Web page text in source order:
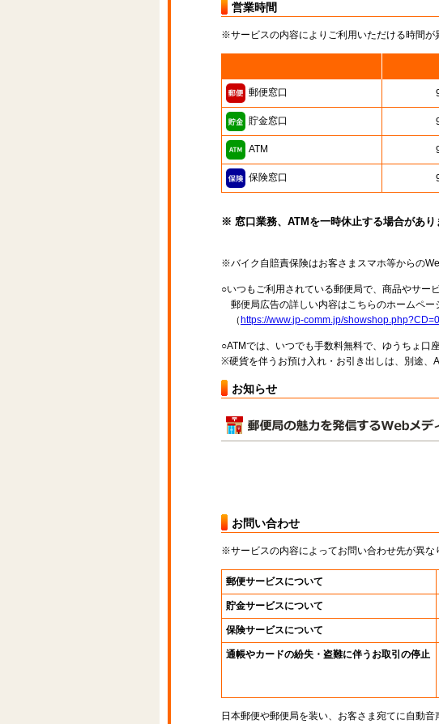
営業時間
※サービスの内容によりご利用いただける時間が
郵便窓口
貯金窓口
ATM
保険窓口
※ 窓口業務、ATMを一時休止する場合があり
※バイク自賠責保険はお客さまスマホ等からの
○いつもご利用されている郵便局で、商品やサー
郵便局広告の詳しい内容はこちらのホームペー
（ https://www.jp-comm.jp/
○ATMでは、いつでも手数料無料で、ゆうちょ口
※硬貨を伴うお預け入れ・お引き出しは、別途、
お知らせ
お問い合わせ
※サービスの内容によってお問い合わせ先が異な
郵便サービスについて
貯金サービスについて
保険サービスについて
通帳やカードの紛失・盗難に伴うお取引の停止
日本郵便や郵便局を装い、お客さま宛てに自動